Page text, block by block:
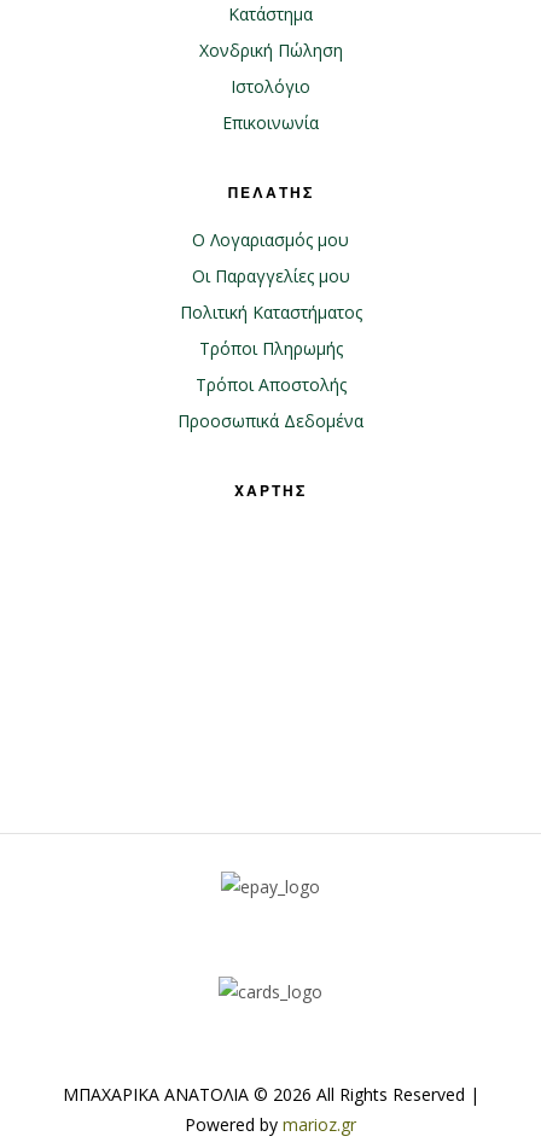
Κατάστημα
Χονδρική Πώληση
Ιστολόγιο
Επικοινωνία
ΠΕΛΑΤΗΣ
Ο Λογαριασμός μου
Οι Παραγγελίες μου
Πολιτική Καταστήματος
Τρόποι Πληρωμής
Τρόποι Αποστολής
Προοσωπικά Δεδομένα
ΧΑΡΤΗΣ
ΜΠΑΧΑΡΙΚΑ ΑΝΑΤΟΛΙΑ © 2026 All Rights Reserved |
Powered by marioz.gr